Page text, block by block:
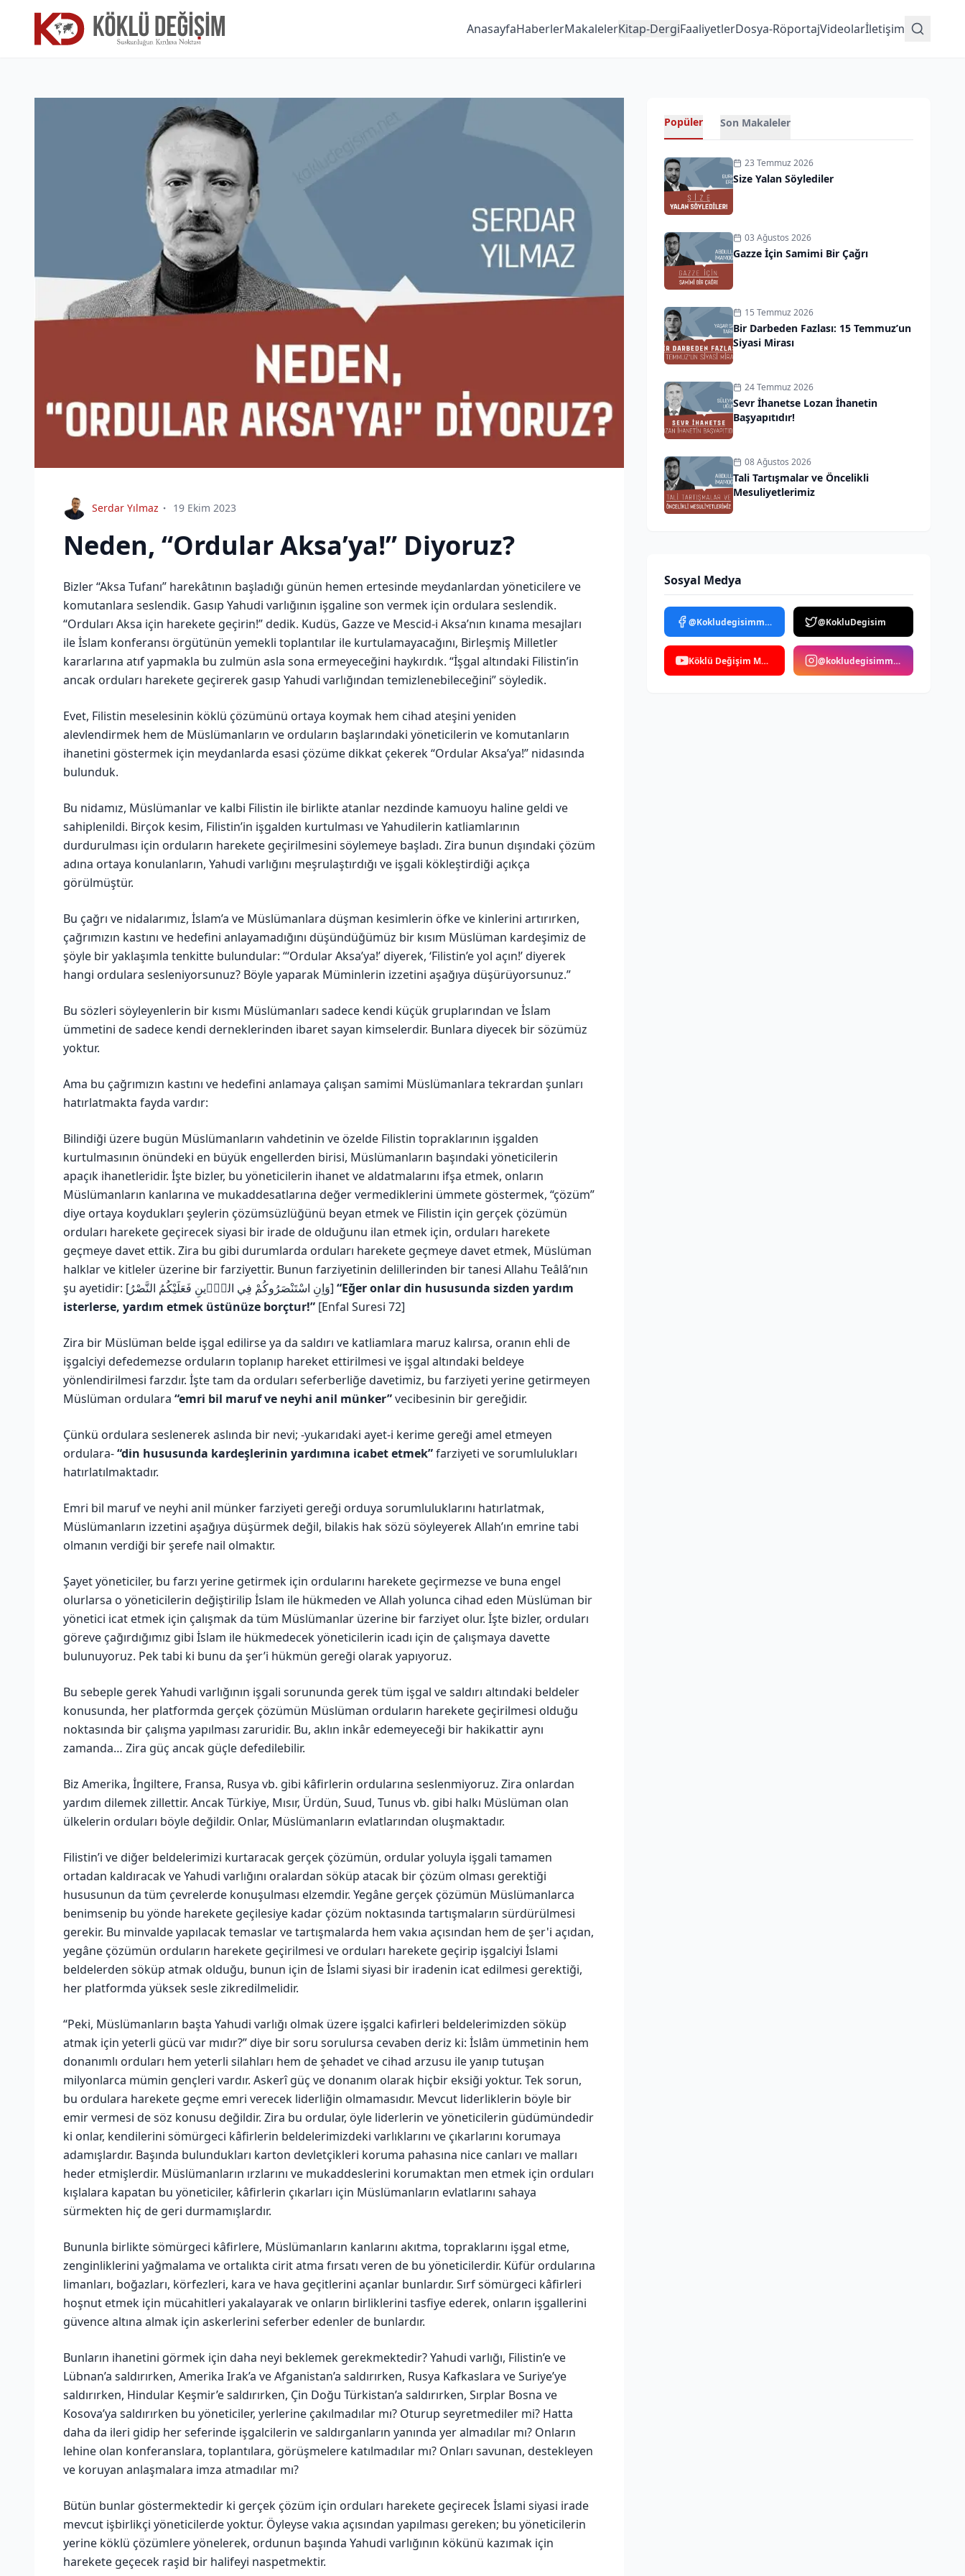
AnasayfaHaberlerMakalelerKitap-DergiFaaliyetlerDosya-RöportajVideolarİletişim
Serdar Yılmaz 19 Ekim 2023
Neden, “Ordular Aksa’ya!” Diyoruz?
Bizler “Aksa Tufanı” harekâtının başladığı günün hemen ertesinde meydanlardan yöneticilere ve
komutanlara seslendik. Gasıp Yahudi varlığının işgaline son vermek için ordulara seslendik.
“Orduları Aksa için harekete geçirin!” dedik. Kudüs, Gazze ve Mescid-i Aksa’nın kınama mesajları
ile İslam konferansı örgütünün yemekli toplantılar ile kurtulamayacağını, Birleşmiş Milletler
kararlarına atıf yapmakla bu zulmün asla sona ermeyeceğini haykırdık. “İşgal altındaki Filistin’in
ancak orduları harekete geçirerek gasıp Yahudi varlığından temizlenebileceğini” söyledik.
Evet, Filistin meselesinin köklü çözümünü ortaya koymak hem cihad ateşini yeniden
alevlendirmek hem de Müslümanların ve orduların başlarındaki yöneticilerin ve komutanların
ihanetini göstermek için meydanlarda esasi çözüme dikkat çekerek “Ordular Aksa’ya!” nidasında
bulunduk.
Bu nidamız, Müslümanlar ve kalbi Filistin ile birlikte atanlar nezdinde kamuoyu haline geldi ve
sahiplenildi. Birçok kesim, Filistin’in işgalden kurtulması ve Yahudilerin katliamlarının
durdurulması için orduların harekete geçirilmesini söylemeye başladı. Zira bunun dışındaki çözüm
adına ortaya konulanların, Yahudi varlığını meşrulaştırdığı ve işgali kökleştirdiği açıkça
görülmüştür.
Bu çağrı ve nidalarımız, İslam’a ve Müslümanlara düşman kesimlerin öfke ve kinlerini artırırken,
çağrımızın kastını ve hedefini anlayamadığını düşündüğümüz bir kısım Müslüman kardeşimiz de
şöyle bir yaklaşımla tenkitte bulundular: “‘Ordular Aksa’ya!’ diyerek, ‘Filistin’e yol açın!’ diyerek
hangi ordulara sesleniyorsunuz? Böyle yaparak Müminlerin izzetini aşağıya düşürüyorsunuz.”
Bu sözleri söyleyenlerin bir kısmı Müslümanları sadece kendi küçük gruplarından ve İslam
ümmetini de sadece kendi derneklerinden ibaret sayan kimselerdir. Bunlara diyecek bir sözümüz
yoktur.
Ama bu çağrımızın kastını ve hedefini anlamaya çalışan samimi Müslümanlara tekrardan şunları
hatırlatmakta fayda vardır:
Bilindiği üzere bugün Müslümanların vahdetinin ve özelde Filistin topraklarının işgalden
kurtulmasının önündeki en büyük engellerden birisi, Müslümanların başındaki yöneticilerin
apaçık ihanetleridir. İşte bizler, bu yöneticilerin ihanet ve aldatmalarını ifşa etmek, onların
Müslümanların kanlarına ve mukaddesatlarına değer vermediklerini ümmete göstermek, “çözüm”
diye ortaya koydukları şeylerin çözümsüzlüğünü beyan etmek ve Filistin için gerçek çözümün
orduları harekete geçirecek siyasi bir irade de olduğunu ilan etmek için, orduları harekete
geçmeye davet ettik. Zira bu gibi durumlarda orduları harekete geçmeye davet etmek, Müslüman
halklar ve kitleler üzerine bir farziyettir. Bunun farziyetinin delillerinden bir tanesi Allahu Teâlâ’nın
şu ayetidir: [وَاِنِ اسْتَنْصَرُوكُمْ فِي الدّ۪ينِ فَعَلَيْكُمُ النَّصْرُ] “Eğer onlar din hususunda sizden yardım
isterlerse, yardım etmek üstünüze borçtur!” [Enfal Suresi 72]
Zira bir Müslüman belde işgal edilirse ya da saldırı ve katliamlara maruz kalırsa, oranın ehli de
işgalciyi defedemezse orduların toplanıp hareket ettirilmesi ve işgal altındaki beldeye
yönlendirilmesi farzdır. İşte tam da orduları seferberliğe davetimiz, bu farziyeti yerine getirmeyen
Müslüman ordulara “emri bil maruf ve neyhi anil münker”vecibesinin bir gereğidir.
Çünkü ordulara seslenerek aslında bir nevi; -yukarıdaki ayet-i kerime gereği amel etmeyen
ordulara-“din hususunda kardeşlerinin yardımına icabet etmek”farziyeti ve sorumlulukları
hatırlatılmaktadır.
Emri bil maruf ve neyhi anil münker farziyeti gereği orduya sorumluluklarını hatırlatmak,
Müslümanların izzetini aşağıya düşürmek değil, bilakis hak sözü söyleyerek Allah’ın emrine tabi
olmanın verdiği bir şerefe nail olmaktır.
Şayet yöneticiler, bu farzı yerine getirmek için ordularını harekete geçirmezse ve buna engel
olurlarsa o yöneticilerin değiştirilip İslam ile hükmeden ve Allah yolunca cihad eden Müslüman bir
yönetici icat etmek için çalışmak da tüm Müslümanlar üzerine bir farziyet olur. İşte bizler, orduları
göreve çağırdığımız gibi İslam ile hükmedecek yöneticilerin icadı için de çalışmaya davette
bulunuyoruz. Pek tabi ki bunu da şer’i hükmün gereği olarak yapıyoruz.
Bu sebeple gerek Yahudi varlığının işgali sorununda gerek tüm işgal ve saldırı altındaki beldeler
konusunda, her platformda gerçek çözümün Müslüman orduların harekete geçirilmesi olduğu
noktasında bir çalışma yapılması zaruridir. Bu, aklın inkâr edemeyeceği bir hakikattir aynı
zamanda… Zira güç ancak güçle defedilebilir.
Biz Amerika, İngiltere, Fransa, Rusya vb. gibi kâfirlerin ordularına seslenmiyoruz. Zira onlardan
yardım dilemek zillettir. Ancak Türkiye, Mısır, Ürdün, Suud, Tunus vb. gibi halkı Müslüman olan
ülkelerin orduları böyle değildir. Onlar, Müslümanların evlatlarından oluşmaktadır.
Filistin’i ve diğer beldelerimizi kurtaracak gerçek çözümün, ordular yoluyla işgali tamamen
ortadan kaldıracak ve Yahudi varlığını oralardan söküp atacak bir çözüm olması gerektiği
hususunun da tüm çevrelerde konuşulması elzemdir. Yegâne gerçek çözümün Müslümanlarca
benimsenip bu yönde harekete geçilesiye kadar çözüm noktasında tartışmaların sürdürülmesi
gerekir. Bu minvalde yapılacak temaslar ve tartışmalarda hem vakıa açısından hem de şer'i açıdan,
yegâne çözümün orduların harekete geçirilmesi ve orduları harekete geçirip işgalciyi İslami
beldelerden söküp atmak olduğu, bunun için de İslami siyasi bir iradenin icat edilmesi gerektiği,
her platformda yüksek sesle zikredilmelidir.
“Peki, Müslümanların başta Yahudi varlığı olmak üzere işgalci kafirleri beldelerimizden söküp
atmak için yeterli gücü var mıdır?” diye bir soru sorulursa cevaben deriz ki: İslâm ümmetinin hem
donanımlı orduları hem yeterli silahları hem de şehadet ve cihad arzusu ile yanıp tutuşan
milyonlarca mümin gençleri vardır. Askerî güç ve donanım olarak hiçbir eksiği yoktur. Tek sorun,
bu ordulara harekete geçme emri verecek liderliğin olmamasıdır. Mevcut liderliklerin böyle bir
emir vermesi de söz konusu değildir. Zira bu ordular, öyle liderlerin ve yöneticilerin güdümündedir
ki onlar, kendilerini sömürgeci kâfirlerin beldelerimizdeki varlıklarını ve çıkarlarını korumaya
adamışlardır. Başında bulundukları karton devletçikleri koruma pahasına nice canları ve malları
heder etmişlerdir. Müslümanların ırzlarını ve mukaddeslerini korumaktan men etmek için orduları
kışlalara kapatan bu yöneticiler, kâfirlerin çıkarları için Müslümanların evlatlarını sahaya
sürmekten hiç de geri durmamışlardır.
Bununla birlikte sömürgeci kâfirlere, Müslümanların kanlarını akıtma, topraklarını işgal etme,
zenginliklerini yağmalama ve ortalıkta cirit atma fırsatı veren de bu yöneticilerdir. Küfür ordularına
limanları, boğazları, körfezleri, kara ve hava geçitlerini açanlar bunlardır. Sırf sömürgeci kâfirleri
hoşnut etmek için mücahitleri yakalayarak ve onların birliklerini tasfiye ederek, onların işgallerini
güvence altına almak için askerlerini seferber edenler de bunlardır.
Bunların ihanetini görmek için daha neyi beklemek gerekmektedir? Yahudi varlığı, Filistin’e ve
Lübnan’a saldırırken, Amerika Irak’a ve Afganistan’a saldırırken, Rusya Kafkaslara ve Suriye’ye
saldırırken, Hindular Keşmir’e saldırırken, Çin Doğu Türkistan’a saldırırken, Sırplar Bosna ve
Kosova’ya saldırırken bu yöneticiler, yerlerine çakılmadılar mı? Oturup seyretmediler mi? Hatta
daha da ileri gidip her seferinde işgalcilerin ve saldırganların yanında yer almadılar mı? Onların
lehine olan konferanslara, toplantılara, görüşmelere katılmadılar mı? Onları savunan, destekleyen
ve koruyan anlaşmalara imza atmadılar mı?
Bütün bunlar göstermektedir ki gerçek çözüm için orduları harekete geçirecek İslami siyasi irade
mevcut işbirlikçi yöneticilerde yoktur. Öyleyse vakıa açısından yapılması gereken; bu yöneticilerin
yerine köklü çözümlere yönelerek, ordunun başında Yahudi varlığının kökünü kazımak için
harekete geçecek raşid bir halifeyi naspetmektir.
Popüler Son Makaleler
23 Temmuz 2026
Size Yalan Söylediler
03 Ağustos 2026
Gazze İçin Samimi Bir Çağrı
15 Temmuz 2026
Bir Darbeden Fazlası: 15 Temmuz’un
Siyasi Mirası
24 Temmuz 2026
Sevr İhanetse Lozan İhanetin
Başyapıtıdır!
08 Ağustos 2026
Tali Tartışmalar ve Öncelikli
Mesuliyetlerimiz
Sosyal Medya
@Kokludegisimmedya @KokluDegisim
Köklü Değişim Medya @kokludegisimmedya